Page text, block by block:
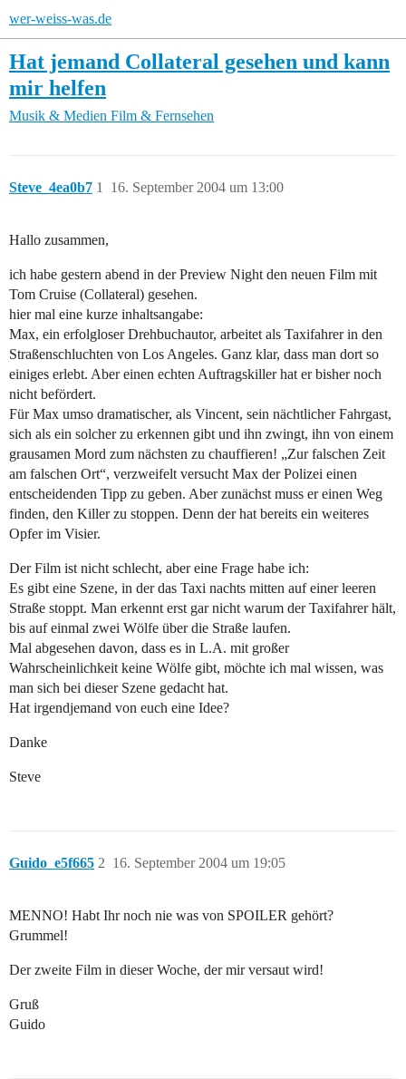
wer-weiss-was.de
Hat jemand Collateral gesehen und kann
mir helfen
Musik & Medien Film & Fernsehen
Steve_4ea0b7 16. September 2004 um 13:00
1
Hallo zusammen,
ich habe gestern abend in der Preview Night den neuen Film mit
Tom Cruise (Collateral) gesehen.
hier mal eine kurze inhaltsangabe:
Max, ein erfolgloser Drehbuchautor, arbeitet als Taxifahrer in den
Straßenschluchten von Los Angeles. Ganz klar, dass man dort so
einiges erlebt. Aber einen echten Auftragskiller hat er bisher noch
nicht befördert.
Für Max umso dramatischer, als Vincent, sein nächtlicher Fahrgast,
sich als ein solcher zu erkennen gibt und ihn zwingt, ihn von einem
grausamen Mord zum nächsten zu chauffieren! „Zur falschen Zeit
am falschen Ort“, verzweifelt versucht Max der Polizei einen
entscheidenden Tipp zu geben. Aber zunächst muss er einen Weg
finden, den Killer zu stoppen. Denn der hat bereits ein weiteres
Opfer im Visier.
Der Film ist nicht schlecht, aber eine Frage habe ich:
Es gibt eine Szene, in der das Taxi nachts mitten auf einer leeren
Straße stoppt. Man erkennt erst gar nicht warum der Taxifahrer hält,
bis auf einmal zwei Wölfe über die Straße laufen.
Mal abgesehen davon, dass es in L.A. mit großer
Wahrscheinlichkeit keine Wölfe gibt, möchte ich mal wissen, was
man sich bei dieser Szene gedacht hat.
Hat irgendjemand von euch eine Idee?
Danke
Steve
Guido_e5f665 16. September 2004 um 19:05
2
MENNO! Habt Ihr noch nie was von SPOILER gehört?
Grummel!
Der zweite Film in dieser Woche, der mir versaut wird!
Gruß
Guido